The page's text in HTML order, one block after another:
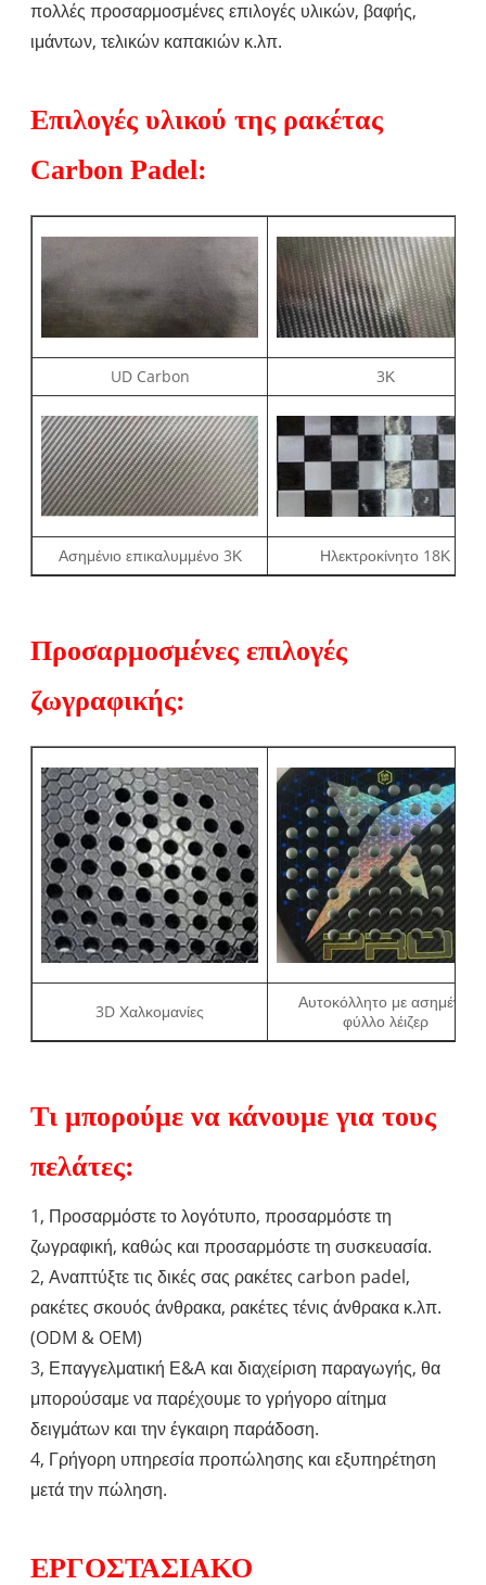
πολλές προσαρμοσμένες επιλογές υλικών, βαφής,
ιμάντων, τελικών καπακιών κ.λπ.
Επιλογές υλικού της ρακέτας
Carbon Padel:
UD Carbon 3Κ
Ασημένιο επικαλυμμένο 3Κ Ηλεκτροκίνητο 18Κ
Προσαρμοσμένες επιλογές
ζωγραφικής:
3D Χαλκομανίες
Αυτοκόλλητο με ασημένιο
φύλλο λέιζερ
Τι μπορούμε να κάνουμε για τους
πελάτες:
1, Προσαρμόστε το λογότυπο, προσαρμόστε τη
ζωγραφική, καθώς και προσαρμόστε τη συσκευασία.
2, Αναπτύξτε τις δικές σας ρακέτες carbon padel,
ρακέτες σκουός άνθρακα, ρακέτες τένις άνθρακα κ.λπ.
(ODM & OEM)
3, Επαγγελματική Ε&Α και διαχείριση παραγωγής, θα
μπορούσαμε να παρέχουμε το γρήγορο αίτημα
δειγμάτων και την έγκαιρη παράδοση.
4, Γρήγορη υπηρεσία προπώλησης και εξυπηρέτηση
μετά την πώληση.
ΕΡΓΟΣΤΑΣΙΑΚΟ